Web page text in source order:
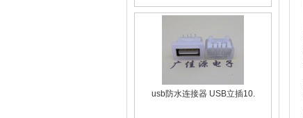
usb防水连接器 USB立插10.